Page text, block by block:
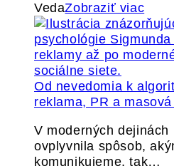
VedaZobraziť viac
Od nevedomia k
reklama, PR a
V moderných
ovplyvnila spôsob,
komunikujeme, tak…